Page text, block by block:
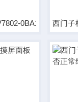
0BA10-1AA0维
西门子